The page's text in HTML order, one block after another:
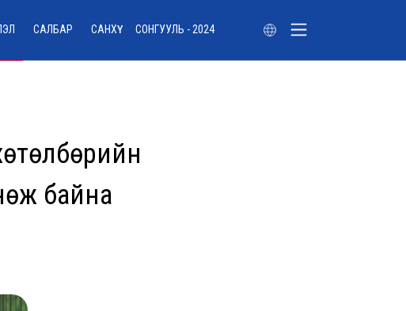
САЛБАР САНХҮҮ СОНГУУЛЬ - 2024
байна